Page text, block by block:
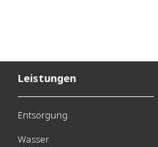
Leistungen
Entsorgung
Wasser